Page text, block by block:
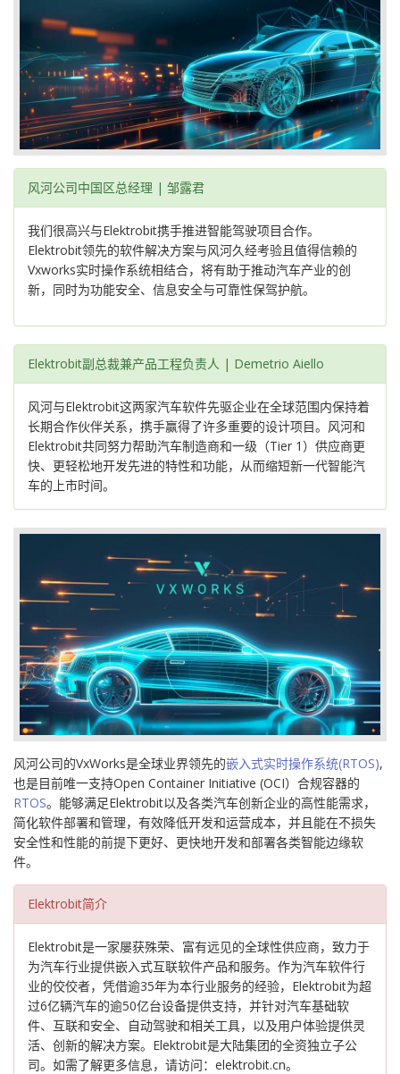
风河公司中国区总经理 | 邹露君
我们很高兴与Elektrobit携手推进智能驾驶项目合作。
Elektrobit领先的软件解决方案与风河久经考验且值得信赖的
Vxworks实时操作系统相结合，将有助于推动汽车产业的创
新，同时为功能安全、信息安全与可靠性保驾护航。
Elektrobit副总裁兼产品工程负责人 | Demetrio Aiello
风河与Elektrobit这两家汽车软件先驱企业在全球范围内保持着
长期合作伙伴关系，携手赢得了许多重要的设计项目。风河和
Elektrobit共同努力帮助汽车制造商和一级（Tier 1）供应商更
快、更轻松地开发先进的特性和功能，从而缩短新一代智能汽
车的上市时间。
风河公司的VxWorks是全球业界领先的嵌入式实时操作系统(RTOS),
也是目前唯一支持Open Container Initiative (OCI）合规容器的
RTOS。能够满足Elektrobit以及各类汽车创新企业的高性能需求，
简化软件部署和管理，有效降低开发和运营成本，并且能在不损失
安全性和性能的前提下更好、更快地开发和部署各类智能边缘软
件。
Elektrobit简介
Elektrobit是一家屡获殊荣、富有远见的全球性供应商，致力于
为汽车行业提供嵌入式互联软件产品和服务。作为汽车软件行
业的佼佼者，凭借逾35年为本行业服务的经验，Elektrobit为超
过6亿辆汽车的逾50亿台设备提供支持，并针对汽车基础软
件、互联和安全、自动驾驶和相关工具，以及用户体验提供灵
活、创新的解决方案。Elektrobit是大陆集团的全资独立子公
司。如需了解更多信息，请访问：elektrobit.cn。